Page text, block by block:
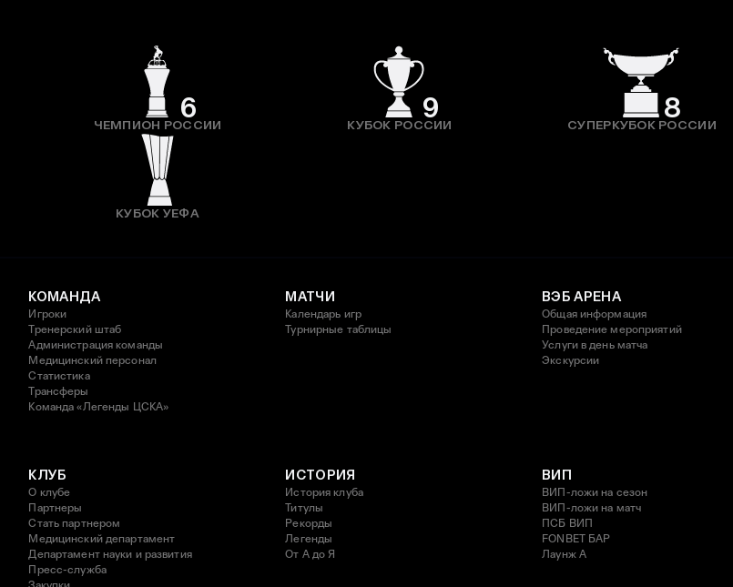
6
ЧЕМПИОН РОССИИ
9
КУБОК РОССИИ
8
СУПЕРКУБОК РОССИИ
КУБОК УЕФА
КОМАНДА
Игроки
Тренерский штаб
Администрация команды
Медицинский персонал
Статистика
Трансферы
Команда «Легенды ЦСКА»
МАТЧИ
Календарь игр
Турнирные таблицы
ВЭБ АРЕНА
Общая информация
Проведение мероприятий
Услуги в день матча
Экскурсии
КЛУБ
О клубе
Партнеры
Стать партнером
Медицинский департамент
Департамент науки и развития
Пресс-служба
ИСТОРИЯ
История клуба
Титулы
Рекорды
Легенды
От А до Я
ВИП
ВИП-ложи на сезон
ВИП-ложи на матч
ПСБ ВИП
FONBET БАР
Лаунж A